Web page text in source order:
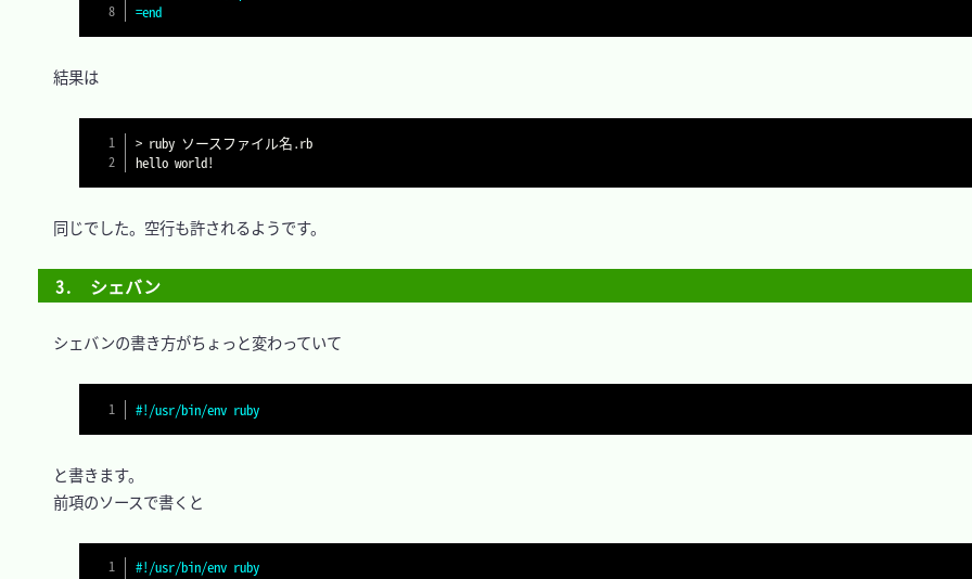
=end
結果は
> ruby ソースファイル名.rb
hello world!
同じでした。空行も許されるようです。
3.　シェバン
シェバンの書き方がちょっと変わっていて
#!/usr/bin/env ruby
と書きます。
前項のソースで書くと
#!/usr/bin/env ruby